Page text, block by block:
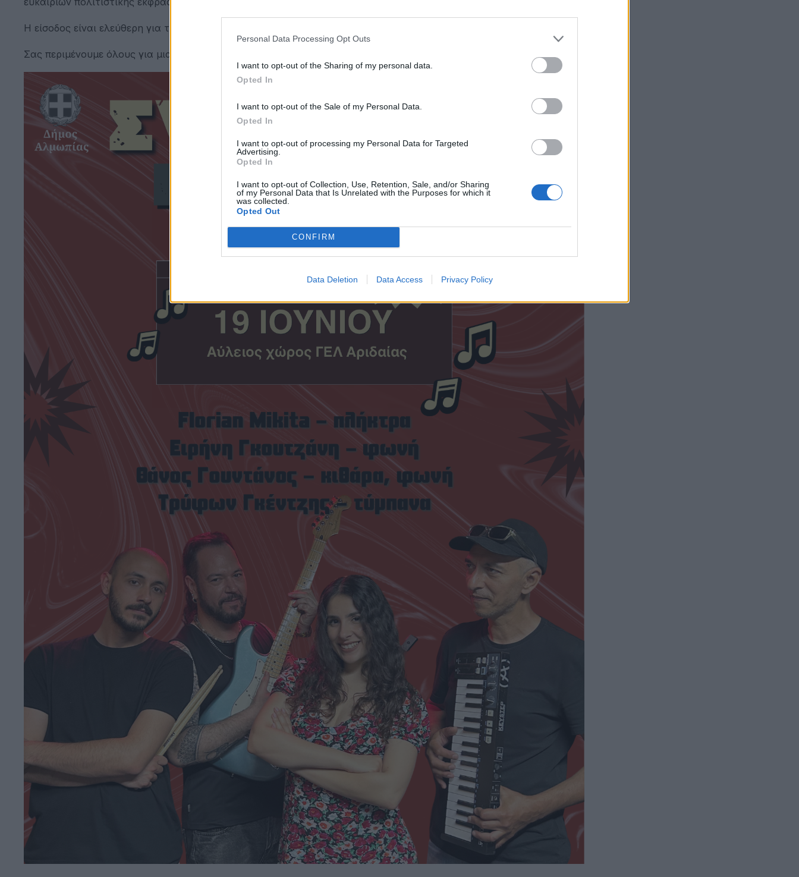
Personal Data Processing Opt Outs
I want to opt-out of the Sharing of my personal data.
Opted In
I want to opt-out of the Sale of my Personal Data.
Opted In
I want to opt-out of processing my Personal Data for Targeted
Advertising.
Opted In
I want to opt-out of Collection, Use, Retention, Sale, and/or Sharing
of my Personal Data that Is Unrelated with the Purposes for which it
was collected.
Opted Out
CONFIRM
Data Deletion Data Access Privacy Policy
Η είσοδος είναι ελεύθερη για το κοινό.
Σας περιμένουμε όλους για μια όμορφη μουσική βραδιά γεμάτη κέφι, τραγούδι και καλοκαιρινή διάθεση!.